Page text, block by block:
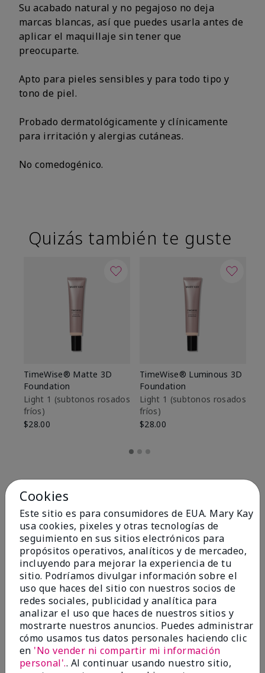
Su acabado natural y no pegajoso no deja
marcas blancas, así que puedes usarla antes de
aplicar el maquillaje sin tener que
preocuparte.
Apto para pieles sensibles y para todo tipo y
tono de piel.
Probado dermatológicamente y clínicamente
para irritación y alergias cutáneas.
No comedogénico.
Quizás también te guste
TimeWise® Matte 3D
Foundation
Light 1​ (subtonos rosados
fríos)
$28.00
TimeWise® Luminous 3D
Foundation
Light 1​ (subtonos rosados
fríos)
$28.00
OPINIONES
4.8
Cookies
Este sitio es para consumidores de EUA. Mary Kay
usa cookies, pixeles y otras tecnologías de
seguimiento en sus sitios electrónicos para
propósitos operativos, analíticos y de mercadeo,
incluyendo para mejorar la experiencia de tu
sitio. Podríamos divulgar información sobre el
uso que haces del sitio con nuestros socios de
redes sociales, publicidad y analítica para
analizar el uso que haces de nuestros sitios y
mostrarte nuestros anuncios. Puedes administrar
cómo usamos tus datos personales haciendo clic
en 'No vender ni compartir mi información
personal'.. Al continuar usando nuestro sitio,